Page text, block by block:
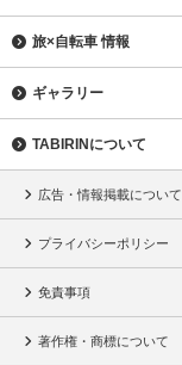
旅×自転車 情報
ギャラリー
TABIRINについて
広告・情報掲載について
プライバシーポリシー
免責事項
著作権・商標について